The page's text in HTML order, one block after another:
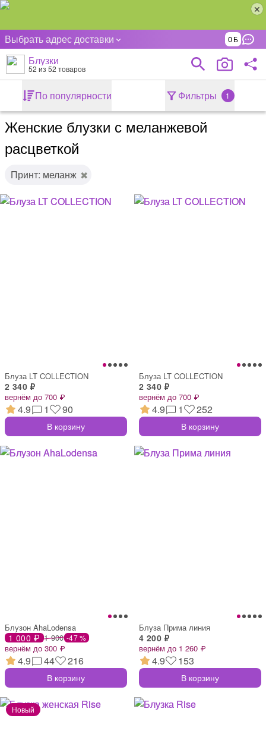
Выбрать адрес доставки 0
Блузки
52 из 52 товаров
По популярности Фильтры 1
Женские блузки с меланжевой
расцветкой
Принт: меланж
Блуза LT COLLECTION
2 340 ₽
вернём до 700 ₽
4.9 1 90
В корзину
Блуза LT COLLECTION
2 340 ₽
вернём до 700 ₽
4.9 1 252
В корзину
Блузон AhaLodensa
1 000 ₽ 1 900 -47 %
вернём до 300 ₽
4.9 44 216
В корзину
Блуза Прима линия
4 200 ₽
вернём до 1 260 ₽
4.9 153
В корзину